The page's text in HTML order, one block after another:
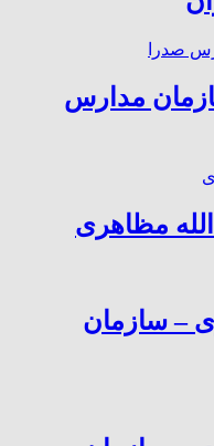
مدارس
مظاهری
– سازمان